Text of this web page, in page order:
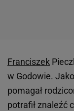
Franciszek
w Godowie.
pomagał
potrafił znaleźć